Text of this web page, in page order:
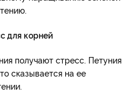
для корней
получают стресс. Петуния
сказывается на ее